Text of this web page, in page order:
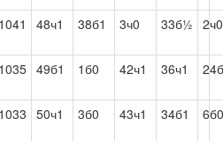
1041 48ч1 38б1 3ч0 33б½ 2ч0
1035 49б1 1б0 42ч1 36ч1
1033 50ч1 3б0 43ч1 34б1 6б0